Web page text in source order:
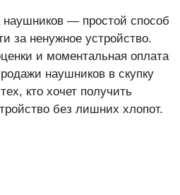
наушников — простой способ
за ненужное устройство.
и моментальная оплата
наушников в скупку
кто хочет получить
без лишних хлопот.